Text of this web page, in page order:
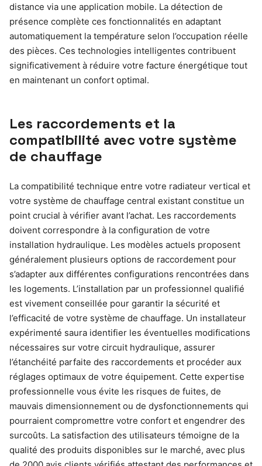
distance via une application mobile. La détection de
présence complète ces fonctionnalités en adaptant
automatiquement la température selon l’occupation réelle
des pièces. Ces technologies intelligentes contribuent
significativement à réduire votre facture énergétique tout
en maintenant un confort optimal.
Les raccordements et la
compatibilité avec votre système
de chauffage
La compatibilité technique entre votre radiateur vertical et
votre système de chauffage central existant constitue un
point crucial à vérifier avant l’achat. Les raccordements
doivent correspondre à la configuration de votre
installation hydraulique. Les modèles actuels proposent
généralement plusieurs options de raccordement pour
s’adapter aux différentes configurations rencontrées dans
les logements. L’installation par un professionnel qualifié
est vivement conseillée pour garantir la sécurité et
l’efficacité de votre système de chauffage. Un installateur
expérimenté saura identifier les éventuelles modifications
nécessaires sur votre circuit hydraulique, assurer
l’étanchéité parfaite des raccordements et procéder aux
réglages optimaux de votre équipement. Cette expertise
professionnelle vous évite les risques de fuites, de
mauvais dimensionnement ou de dysfonctionnements qui
pourraient compromettre votre confort et engendrer des
surcoûts. La satisfaction des utilisateurs témoigne de la
qualité des produits disponibles sur le marché, avec plus